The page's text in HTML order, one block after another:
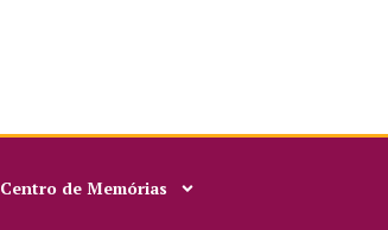
Centro de Memórias